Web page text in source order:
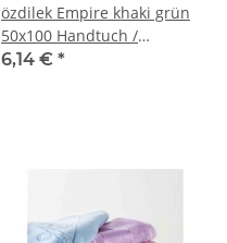
özdilek Empire khaki grün
50x100 Handtuch /
Handtücher
6,14 € *